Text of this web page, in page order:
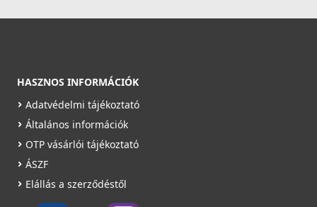
55506012100T
HASZNOS INFORMÁCIÓK
Adatvédelmi tájékoztató
Általános információk
OTP vásárlói tájékoztató
ÁSZF
Elállás a szerződéstől